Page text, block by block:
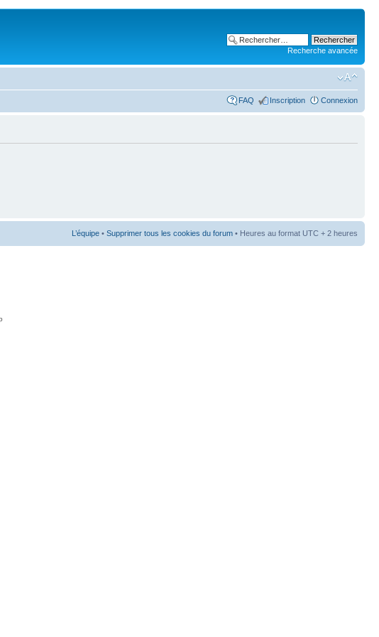
Recherche avancée
FAQ Inscription Connexion
L’équipe • Supprimer tous les cookies du forum • Heures au format UTC + 2 heures